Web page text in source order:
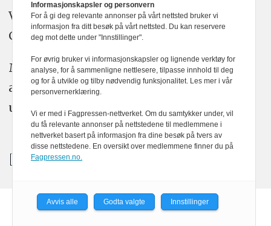
Vi bruker KI-verktøy som ChatGPT,
Claude, og Gemini i journalistikken vår.
Medier24s redaksjon har alltid det fulle
ansvar for publisert innhold, med eller
uten bruk av kunstig intelligens.
Informasjonskapsler og personvern
For å gi deg relevante annonser på vårt nettsted bruker vi
informasjon fra ditt besøk på vårt nettsted. Du kan reservere
deg mot dette under "Innstillinger".
For øvrig bruker vi informasjonskapsler og lignende verktøy for
analyse, for å sammenligne nettlesere, tilpasse innhold til deg
og for å utvikle og tilby nødvendig funksjonalitet. Les mer i vår
personvernerklæring.
Vi er med i Fagpressen-nettverket. Om du samtykker under, vil
du få relevante annonser på nettstedene til medlemmene i
nettverket basert på informasjon fra dine besøk på tvers av
disse nettstedene. En oversikt over medlemmene finner du på
Fagpressen.no.
Avvis alle Godta valgte Innstillinger